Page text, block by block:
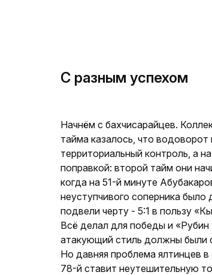
С разным успехом
Начнём с бахчисарайцев.
тайма казалось, что
территориальный контроль, а
поправкой: второй тайм они
когда на 51-й минуте
неуступчивого соперника
подвели черту - 5:1 в пользу
Всё делал для победы и
атакующий стиль должны были
Но давняя проблема ялтинцев
78-й ставит неутешительную